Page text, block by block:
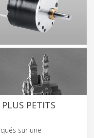
PETITS
sur une